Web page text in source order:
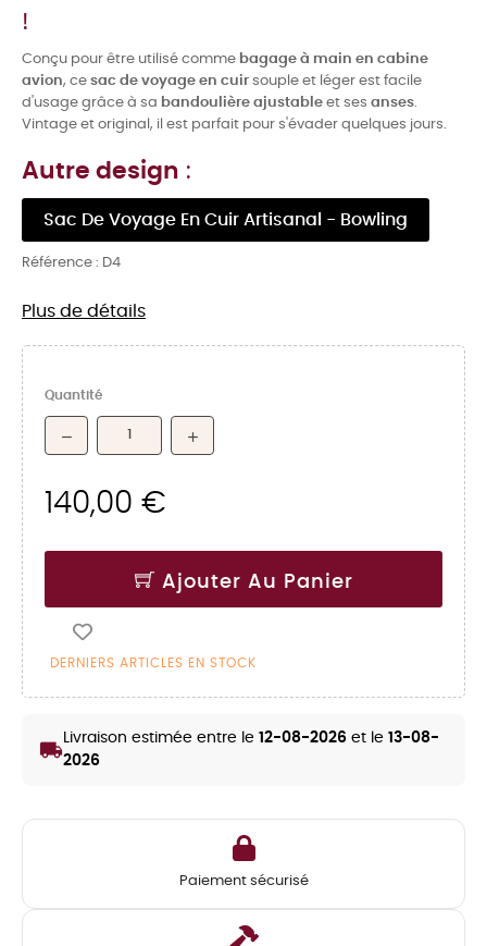
!
Conçu pour être utilisé comme bagage à main en cabine
avion, ce sac de voyage en cuir souple et léger est facile
d'usage grâce à sa bandoulière ajustable et ses anses.
Vintage et original, il est parfait pour s'évader quelques jours.
Autre design :
Sac De Voyage En Cuir Artisanal - Bowling
Référence : D4
Plus de détails
Quantité
140,00 €
Ajouter Au Panier
DERNIERS ARTICLES EN STOCK
local_shipping Livraison estimée entre le 12-08-2026 et le 13-08-
2026
Paiement sécurisé